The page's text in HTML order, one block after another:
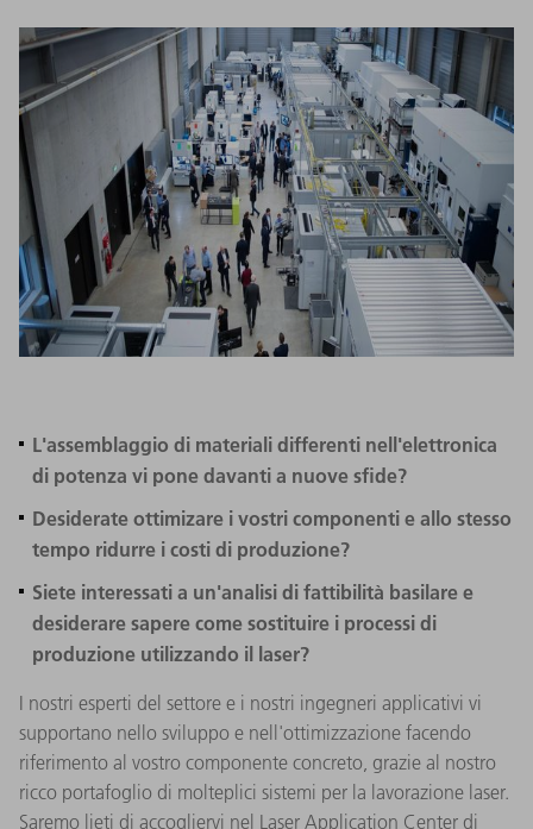
L'assemblaggio di materiali differenti nell'elettronica
di potenza vi pone davanti a nuove sfide?
Desiderate ottimizare i vostri componenti e allo stesso
tempo ridurre i costi di produzione?
Siete interessati a un'analisi di fattibilità basilare e
desiderare sapere come sostituire i processi di
produzione utilizzando il laser?
I nostri esperti del settore e i nostri ingegneri applicativi vi
supportano nello sviluppo e nell'ottimizzazione facendo
riferimento al vostro componente concreto, grazie al nostro
ricco portafoglio di molteplici sistemi per la lavorazione laser.
Saremo lieti di accogliervi nel Laser Application Center di